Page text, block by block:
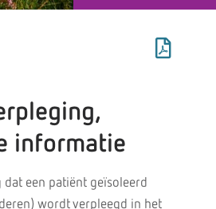
informatie
dat een patiënt geïsoleerd
wordt verpleegd in het